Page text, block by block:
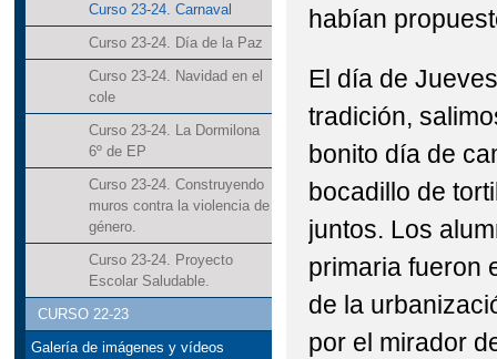
Curso 23-24. Carnaval
Curso 23-24. Día de la Paz
Curso 23-24. Navidad en el
cole
Curso 23-24. La Dormilona
6º de EP
Curso 23-24. Construyendo
muros contra la violencia de
género.
Curso 23-24. Proyecto
Escolar Saludable.
CURSO 22-23
Galería de imágenes y vídeos
habían
El día de
tradición,
bonito día de
bocadillo de
juntos. Los
primaria fueron
de la
por el mirador